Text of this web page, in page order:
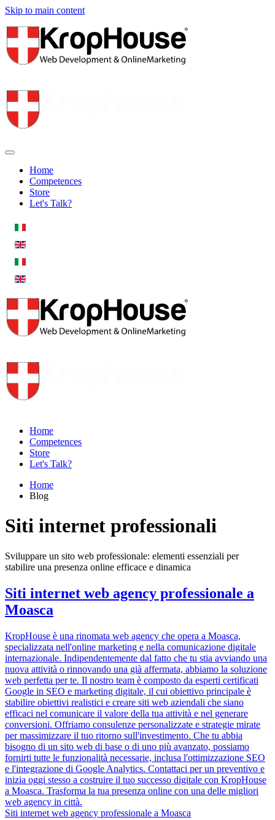
Skip to main content
Home
Competences
Store
Let's Talk?
Home
Competences
Store
Let's Talk?
Home
Blog
Siti internet professionali
Sviluppare un sito web professionale: elementi essenziali per
stabilire una presenza online efficace e dinamica
Siti internet web agency professionale a
Moasca
KropHouse è una rinomata web agency che opera a Moasca,
specializzata nell'online marketing e nella comunicazione digitale
internazionale. Indipendentemente dal fatto che tu stia avviando una
nuova attività o rinnovando una già affermata, abbiamo la soluzione
web perfetta per te. Il nostro team è composto da esperti certificati
Google in SEO e marketing digitale, il cui obiettivo principale è
stabilire obiettivi realistici e creare siti web aziendali che siano
efficaci nel comunicare il valore della tua attività e nel generare
conversioni. Offriamo consulenze personalizzate e strategie mirate
per massimizzare il tuo ritorno sull'investimento. Che tu abbia
bisogno di un sito web di base o di uno più avanzato, possiamo
fornirti tutte le funzionalità necessarie, inclusa l'ottimizzazione SEO
e l'integrazione di Google Analytics. Contattaci per un preventivo e
inizia oggi stesso a costruire il tuo successo digitale con KropHouse
a Moasca. Trasforma la tua presenza online con una delle migliori
web agency in città.
Siti internet web agency professionale a Moasca